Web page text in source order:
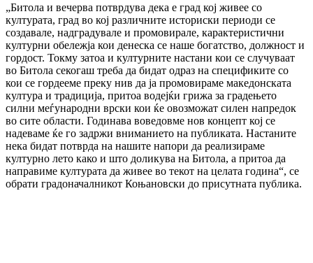
„Битола и вечерва потврдува дека е град кој живее со
културата, град во кој различните историски периоди се
создавале, надградувале и промовирале, карактеристични
културни обележја кои денеска се наше богатство, должност и
гордост. Токму затоа и културните настани кои се случуваат
во Битола секогаш треба да бидат одраз на спецификите со
кои се гордееме преку нив да ја промовираме македонската
култура и традиција, притоа водејќи грижа за градењето
силни меѓународни врски кои ќе овозможат силен напредок
во сите области. Годинава воведовме нов концепт кој се
надеваме ќе го задржи вниманието на публиката. Настаните
нека бидат потврда на нашите напори да реализираме
културно лето како и што доликува на Битола, а притоа да
направиме културата да живее во текот на целата година“, се
обрати градоначалникот Коњановски до присутната публика.